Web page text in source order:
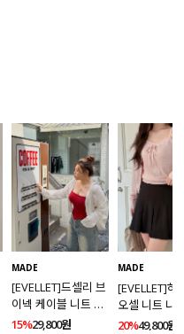
MADE
[EVELLET]드셀리 브
이넥 케이블 니트 가
디건
15%29,800원
MADE
[EVELLET]하
오셀 니트 나
건 SET
20%49,800원